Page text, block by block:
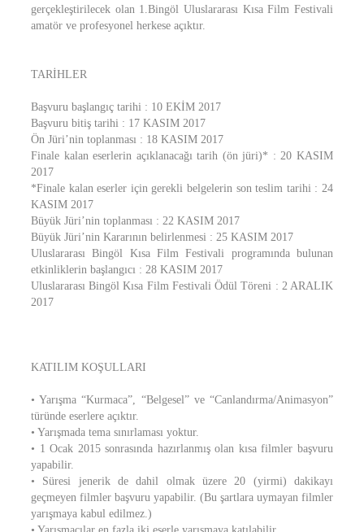
gerçekleştirilecek olan 1.Bingöl Uluslararası Kısa Film Festivali
amatör ve profesyonel herkese açıktır.
TARİHLER
Başvuru başlangıç tarihi : 10 EKİM 2017
Başvuru bitiş tarihi : 17 KASIM 2017
Ön Jüri’nin toplanması : 18 KASIM 2017
Finale kalan eserlerin açıklanacağı tarih (ön jüri)* : 20 KASIM
2017
*Finale kalan eserler için gerekli belgelerin son teslim tarihi : 24
KASIM 2017
Büyük Jüri’nin toplanması : 22 KASIM 2017
Büyük Jüri’nin Kararının belirlenmesi : 25 KASIM 2017
Uluslararası Bingöl Kısa Film Festivali programında bulunan
etkinliklerin başlangıcı : 28 KASIM 2017
Uluslararası Bingöl Kısa Film Festivali Ödül Töreni : 2 ARALIK
2017
KATILIM KOŞULLARI
• Yarışma “Kurmaca”, “Belgesel” ve “Canlandırma/Animasyon”
türünde eserlere açıktır.
• Yarışmada tema sınırlaması yoktur.
• 1 Ocak 2015 sonrasında hazırlanmış olan kısa filmler başvuru
yapabilir.
• Süresi jenerik de dahil olmak üzere 20 (yirmi) dakikayı
geçmeyen filmler başvuru yapabilir. (Bu şartlara uymayan filmler
yarışmaya kabul edilmez.)